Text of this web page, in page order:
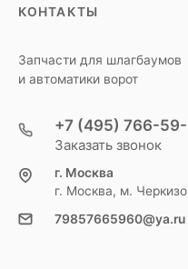
КОНТАКТЫ
Запчасти для шлагбаумов
и автоматики ворот
+7 (495) 766-
Заказать звонок
г. Москва
г. Москва, м.
79857665960@ya.ru